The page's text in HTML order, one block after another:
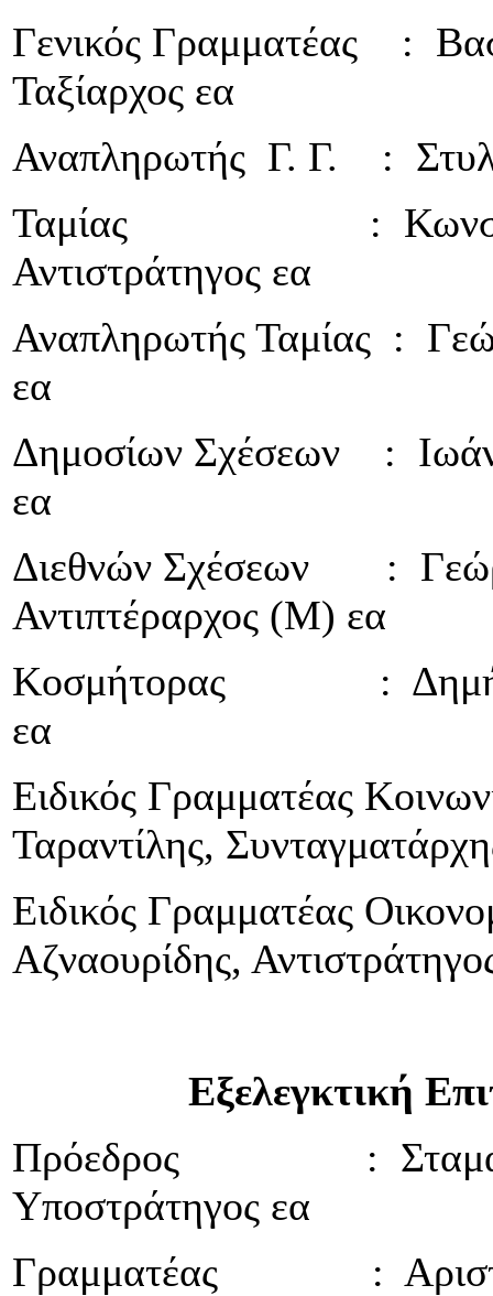
Γενικός Γραμματέας :
Ταξίαρχος εα
Αναπληρωτής Γ. Γ. :
Ταμίας :
Αντιστράτηγος εα
Αναπληρωτής Ταμίας :
εα
Δημοσίων Σχέσεων :
εα
Διεθνών Σχέσεων :
Αντιπτέραρχος (Μ) εα
Κοσμήτορας :
εα
Ειδικός Γραμματέας
Ταραντίλης,
Ειδικός Γραμματέας
Αζναουρίδης,
Εξελεγκτική
Πρόεδρος :
Υποστράτηγος εα
Γραμματέας :